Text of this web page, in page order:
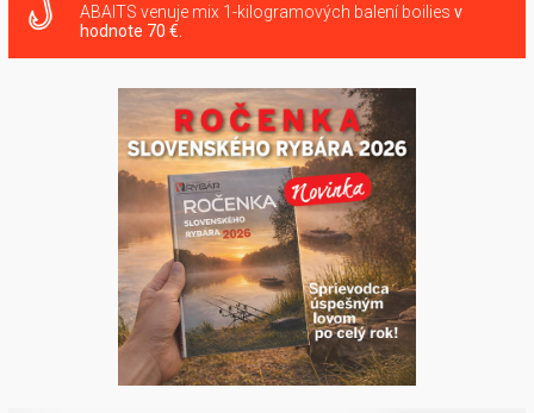
ABAITS venuje mix 1-kilogramových balení boilies v
hodnote 70 €.